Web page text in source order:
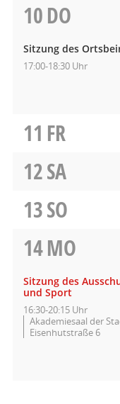
10DO
Sitzung des
17:00-18:30 Uhr
11 FR
12SA
13SO
14MO
Sitzung des
und Sport
16:30-20:15 Uhr
Akademiesaal der
Eisenhutstraße 6